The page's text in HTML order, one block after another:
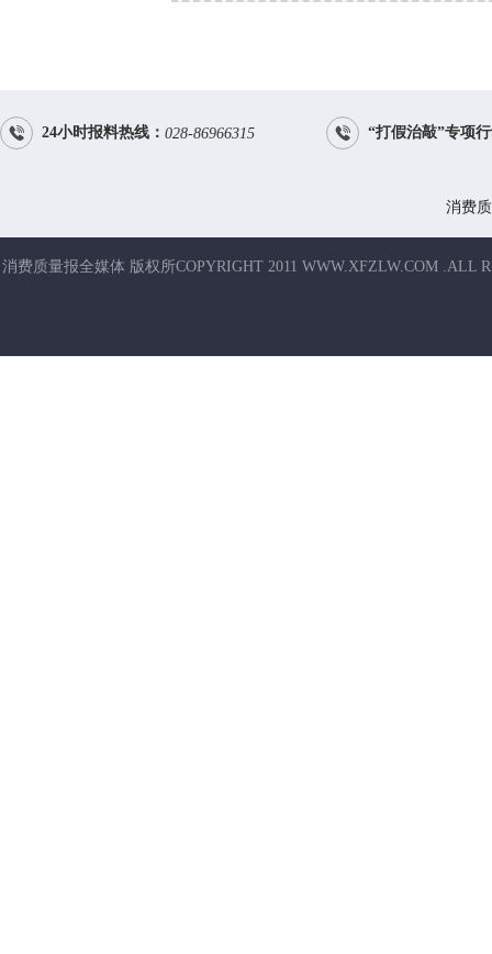
 24小时报料热线： 028-86966315  “打假治敲”专项
消费
消费质量报全媒体 版权所COPYRIGHT 2011 WWW.XFZLW.COM .ALL